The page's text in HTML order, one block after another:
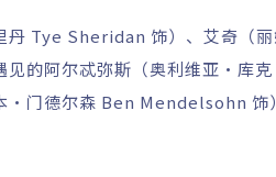
Tye Sheridan 饰）、艾奇（丽
见的阿尔忒弥斯（奥利维亚·库
·门德尔森 Ben Mendelsohn 饰